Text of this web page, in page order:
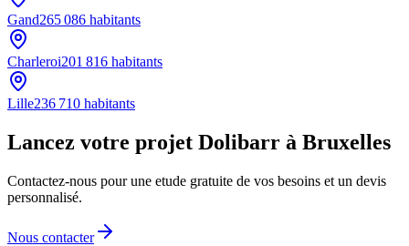
Gand265 086 habitants
Charleroi201 816 habitants
Lille236 710 habitants
Lancez votre projet Dolibarr à Bruxelles
Contactez-nous pour une etude gratuite de vos besoins et un devis
personnalisé.
Nous contacter